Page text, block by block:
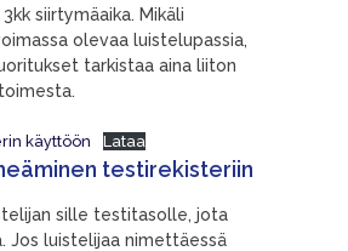
siirtymäaika. Mikäli
olevaa luistelupassia,
tarkistaa aina liiton
käyttöön Lataa
testirekisteriin
sille testitasolle, jota
Jos luistelijaa nimettäessä